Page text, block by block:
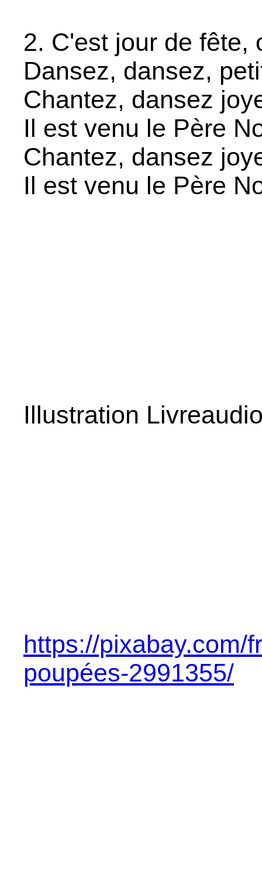
2. C'est jour de fête,
Dansez, dansez,
Chantez, dansez
Il est venu le Père
Chantez, dansez
Il est venu le Père
Illustration
https://pixabay.com/
poupées-2991355/